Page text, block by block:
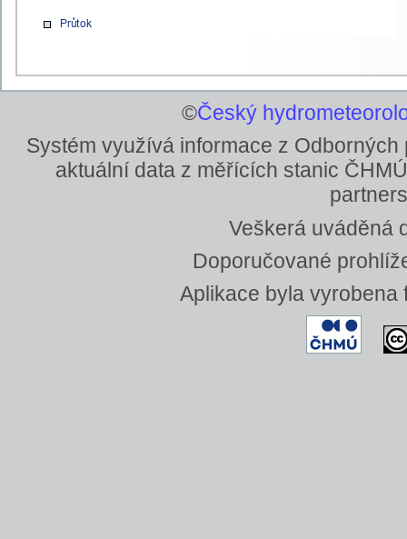
©Český
Systém využívá informace z
aktuální data z měřících stanic
Veškerá uváděná
Doporučované
Aplikace byla vyrobena